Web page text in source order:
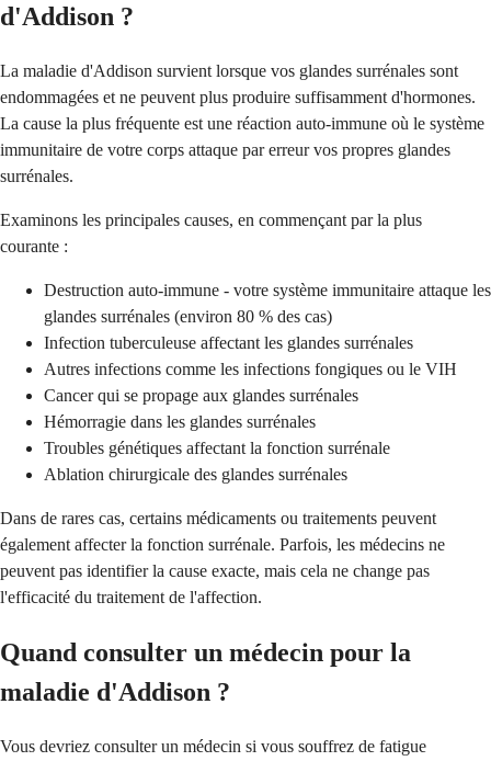
d'Addison ?
La maladie d'Addison survient lorsque vos glandes surrénales sont
endommagées et ne peuvent plus produire suffisamment d'hormones.
La cause la plus fréquente est une réaction auto-immune où le système
immunitaire de votre corps attaque par erreur vos propres glandes
surrénales.
Examinons les principales causes, en commençant par la plus
courante :
Destruction auto-immune - votre système immunitaire attaque les
glandes surrénales (environ 80 % des cas)
Infection tuberculeuse affectant les glandes surrénales
Autres infections comme les infections fongiques ou le VIH
Cancer qui se propage aux glandes surrénales
Hémorragie dans les glandes surrénales
Troubles génétiques affectant la fonction surrénale
Ablation chirurgicale des glandes surrénales
Dans de rares cas, certains médicaments ou traitements peuvent
également affecter la fonction surrénale. Parfois, les médecins ne
peuvent pas identifier la cause exacte, mais cela ne change pas
l'efficacité du traitement de l'affection.
Quand consulter un médecin pour la
maladie d'Addison ?
Vous devriez consulter un médecin si vous souffrez de fatigue